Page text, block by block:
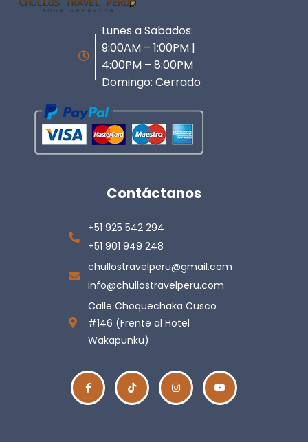
Lunes a Sabados:
9:00AM – 1:00PM |
4:00PM – 8:00PM
Domingo: Cerrado
Contáctanos
+51 925 542 294
+51 901 949 248
chullostravelperu@gmail.com
info@chullostravelperu.com
Calle Choquechaka Cusco
#146 (Frente al Hotel
Wakapunku)